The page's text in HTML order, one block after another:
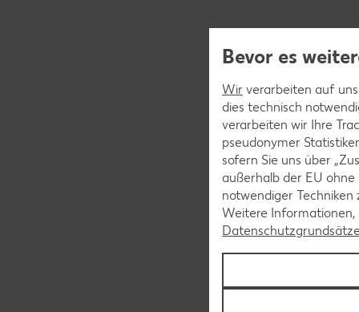
Bevor es
Wir verarbeiten auf
dies technisch
verarbeiten wir Ihre
pseudonymer
sofern Sie uns über
außerhalb der EU ohne
notwendiger Techniken
Weitere Informationen,